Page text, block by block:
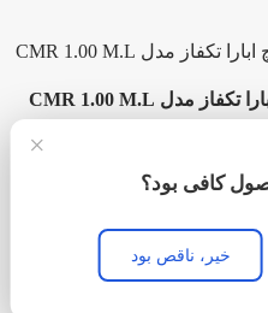
×
کافی بود؟
خیر، ناقص بود